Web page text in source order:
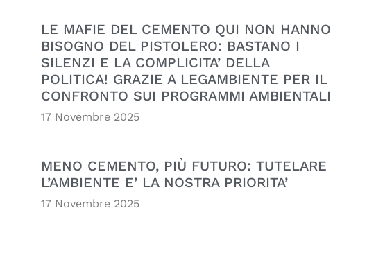
LE MAFIE DEL CEMENTO QUI NON HANNO
BISOGNO DEL PISTOLERO: BASTANO I
SILENZI E LA COMPLICITA’ DELLA
POLITICA! GRAZIE A LEGAMBIENTE PER IL
CONFRONTO SUI PROGRAMMI AMBIENTALI
17 Novembre 2025
MENO CEMENTO, PIÙ FUTURO: TUTELARE
L’AMBIENTE E’ LA NOSTRA PRIORITA’
17 Novembre 2025